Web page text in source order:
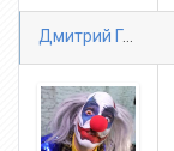
Дмитрий Григорьев